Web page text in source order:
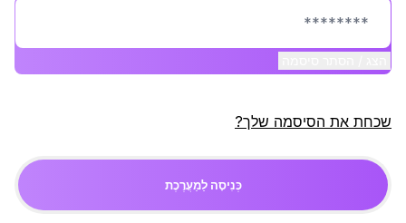
שכחת את הסיסמה שלך?
כְּנִיסָה לַמַעֲרֶכֶת